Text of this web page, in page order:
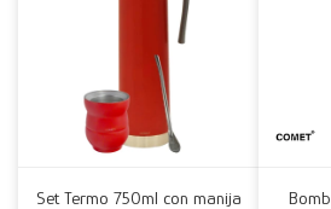
Set Termo 750ml con manija